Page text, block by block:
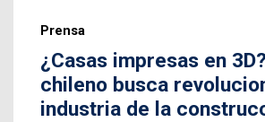
Prensa
¿Casas impresas en
chileno busca
industria de la